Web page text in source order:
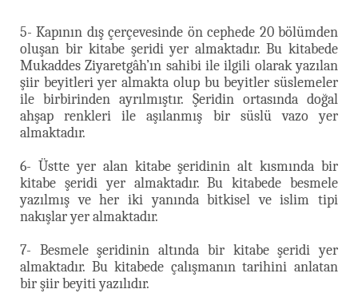
5- Kapının dış çerçevesinde ön cephede 20 bölümden
oluşan bir kitabe şeridi yer almaktadır. Bu kitabede
Mukaddes Ziyaretgâh’ın sahibi ile ilgili olarak yazılan
şiir beyitleri yer almakta olup bu beyitler süslemeler
ile birbirinden ayrılmıştır. Şeridin ortasında doğal
ahşap renkleri ile aşılanmış bir süslü vazo yer
almaktadır.
6- Üstte yer alan kitabe şeridinin alt kısmında bir
kitabe şeridi yer almaktadır. Bu kitabede besmele
yazılmış ve her iki yanında bitkisel ve islim tipi
nakışlar yer almaktadır.
7- Besmele şeridinin altında bir kitabe şeridi yer
almaktadır. Bu kitabede çalışmanın tarihini anlatan
bir şiir beyiti yazılıdır.